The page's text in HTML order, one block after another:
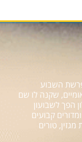
עלון פרשת השבוע
שקנה לו שם
הפך לשבועון
קבועים
טורים